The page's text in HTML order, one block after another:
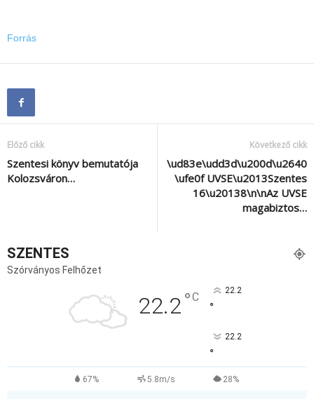
Forrás
Előző cikk
Szentesi könyv bemutatója
Kolozsváron…
Következő cikk
\ud83e\udd3d\u200d\u2640
\ufe0f UVSE\u2013Szentes
16\u20138\n\nAz UVSE
magabiztos…
SZENTES
Szórványos Felhőzet
22.2°C 22.2
°
22.2
°
67% 5.8m/s 28%